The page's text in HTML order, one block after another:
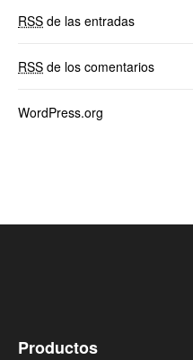
RSS de las entradas
RSS de los comentarios
WordPress.org
Productos